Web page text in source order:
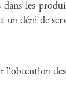
les
un déni de
l'obtention